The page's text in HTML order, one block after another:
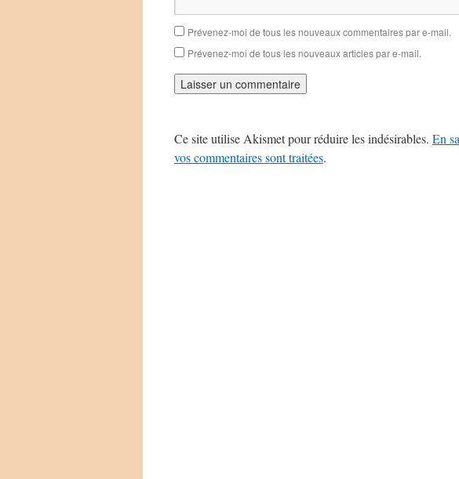
Prévenez-moi de tous les nouveaux commentaires par e-mail.
Prévenez-moi de tous les nouveaux articles par e-mail.
Ce site utilise Akismet pour réduire les indésirables. En
vos commentaires sont traitées.